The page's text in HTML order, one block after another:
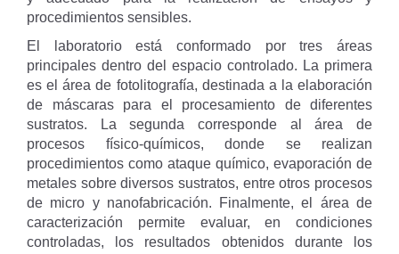
procedimientos sensibles.
El laboratorio está conformado por tres áreas
principales dentro del espacio controlado. La primera
es el área de fotolitografía, destinada a la elaboración
de máscaras para el procesamiento de diferentes
sustratos. La segunda corresponde al área de
procesos físico-químicos, donde se realizan
procedimientos como ataque químico, evaporación de
metales sobre diversos sustratos, entre otros procesos
de micro y nanofabricación. Finalmente, el área de
caracterización permite evaluar, en condiciones
controladas, los resultados obtenidos durante los